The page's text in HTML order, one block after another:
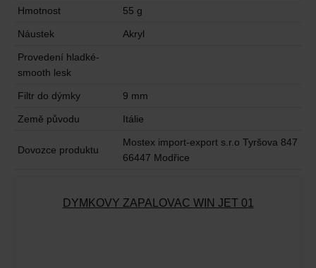
Hmotnost 55 g
Náustek Akryl
Provedení hladké-
smooth lesk
Filtr do dýmky 9 mm
Země původu Itálie
Dovozce produktu
Mostex import-export s.r.o Tyršova 847
66447 Modřice
DÝMKOVÝ ZAPALOVAČ WIN JET 01